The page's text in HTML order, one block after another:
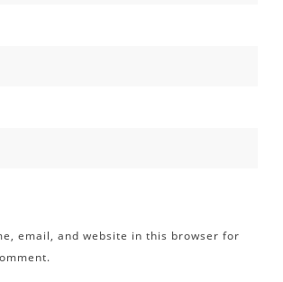
email, and website in this browser for